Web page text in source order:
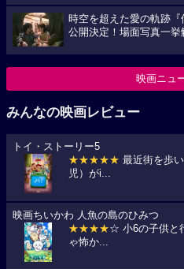
時空を超えた愛の軌跡
公開決定！場面写真一挙
映画ニュ
みんなの映画レビュー
トイ・ストーリー5
★★★★★ 最近街を歩
児）がi...
映画ちいかわ 人魚の島のひみつ
★★★★☆ 小6の子供と
ゃ怖か...